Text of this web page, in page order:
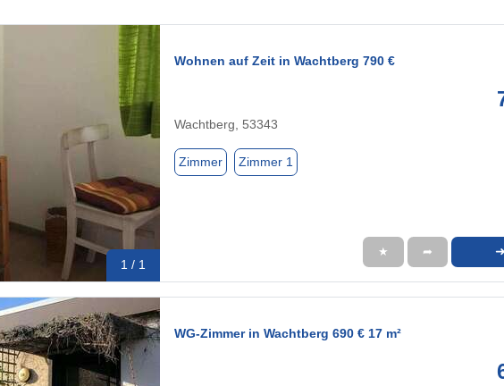
1 / 1
Wohnen auf Zeit in Wachtberg 790 €
Wachtberg, 53343
Zimmer Zimmer 1
★ ➦ ➜
WG-Zimmer in Wachtberg 690 € 17 m²